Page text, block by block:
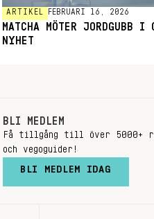
ARTIKEL FEBRUARI 16, 2026
MATCHA MÖTER JORDGUBB I
NYHET
BLI MEDLEM
Få tillgång till över 5000+
och vegoguider!
BLI MEDLEM IDAG